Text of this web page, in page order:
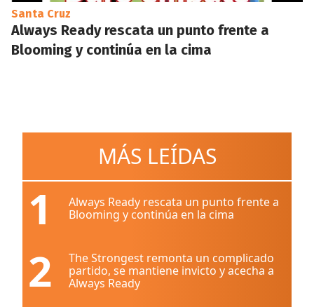
Santa Cruz
Always Ready rescata un punto frente a
Blooming y continúa en la cima
MÁS LEÍDAS
1
Always Ready rescata un punto frente a
Blooming y continúa en la cima
2
The Strongest remonta un complicado
partido, se mantiene invicto y acecha a
Always Ready